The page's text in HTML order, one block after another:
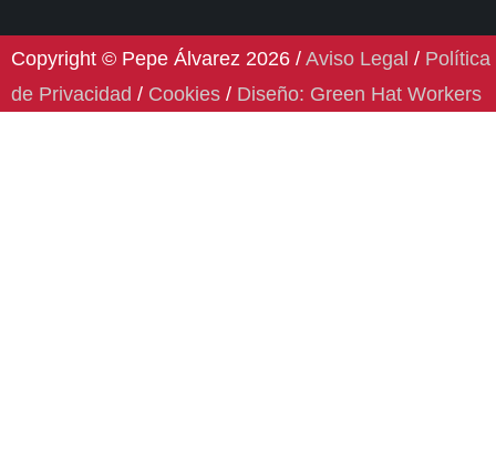
Copyright © Pepe Álvarez 2026 / Aviso Legal / Política
de Privacidad / Cookies / Diseño: Green Hat Workers